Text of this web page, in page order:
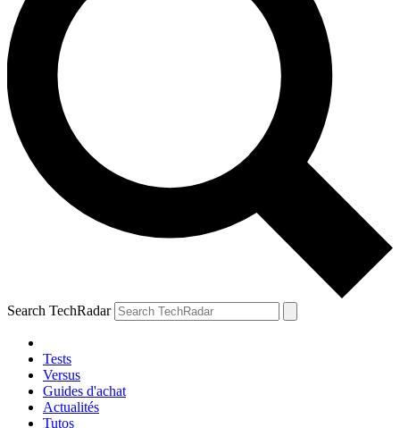
Search TechRadar
Tests
Versus
Guides d'achat
Actualités
Tutos